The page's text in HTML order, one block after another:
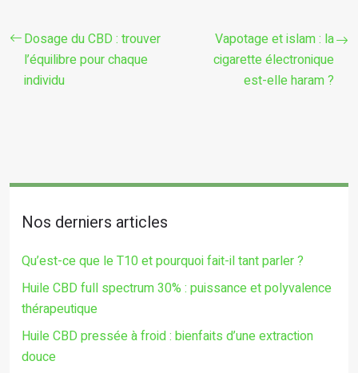
Dosage du CBD : trouver
l’équilibre pour chaque
individu
Vapotage et islam : la
cigarette électronique
est-elle haram ?
Nos derniers articles
Qu’est-ce que le T10 et pourquoi fait-il tant parler ?
Huile CBD full spectrum 30% : puissance et polyvalence
thérapeutique
Huile CBD pressée à froid : bienfaits d’une extraction
douce